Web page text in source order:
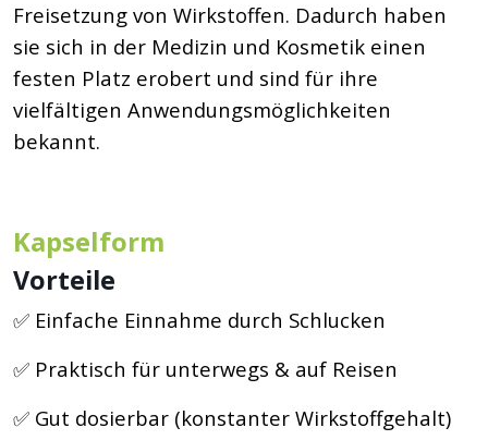
Freisetzung von Wirkstoffen. Dadurch haben
sie sich in der Medizin und Kosmetik einen
festen Platz erobert und sind für ihre
vielfältigen Anwendungsmöglichkeiten
bekannt.
Kapselform
Vorteile
✅ Einfache Einnahme durch Schlucken
✅ Praktisch für unterwegs & auf Reisen
✅ Gut dosierbar (konstanter Wirkstoffgehalt)